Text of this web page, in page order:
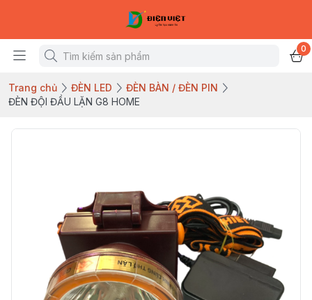
0
Trang chủ ĐÈN LED
ĐÈN BÀN / ĐÈN PIN
ĐÈN ĐỘI ĐẦU LẶN G8 HOME